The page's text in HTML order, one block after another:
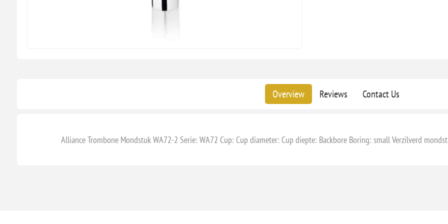
Overview Reviews Contact Us
Alliance Trombone Mondstuk WA72-2 Serie: WA72 Cup: Cup diameter: Cup diepte: Backbore Boring: small Verzilverd